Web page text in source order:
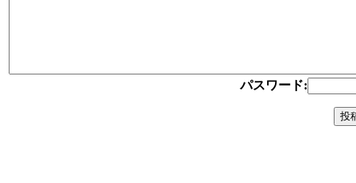
パスワード: